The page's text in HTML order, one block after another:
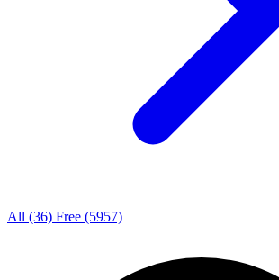
All (36) Free (5957)